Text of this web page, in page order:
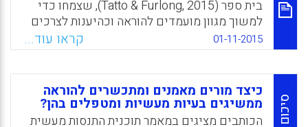
בית ספר (Tatto & Furlong, 2015), שצמחו כדי
למשוך מגוון מועמדים להוראה וכהיענות לצרכים
שונים של בתי ספר. כתוצאה מכך נוצרה שונות
תפקידית על רצף הנע ממורי מורים המועסקים
במוסדות ההשכלה הגבוהה בלבד ועד – העובדים
רק בבית הספר ומתפקדים כמורים וכמורי מורים,
להלן "מורי מורים בית-ספריים". מטרת הכותבים
במחקר הייתה לבחון כיצד תופסים מורי המורים
01-11-2015 קראו עוד...
סיכום
כיצד מורים מאמנים ומתכשרים להוראה
ממשיגים בעיות מעשיות ומטפלים בהן?
הכותבים מציגים במאמר תוכנית התנסות מעשית